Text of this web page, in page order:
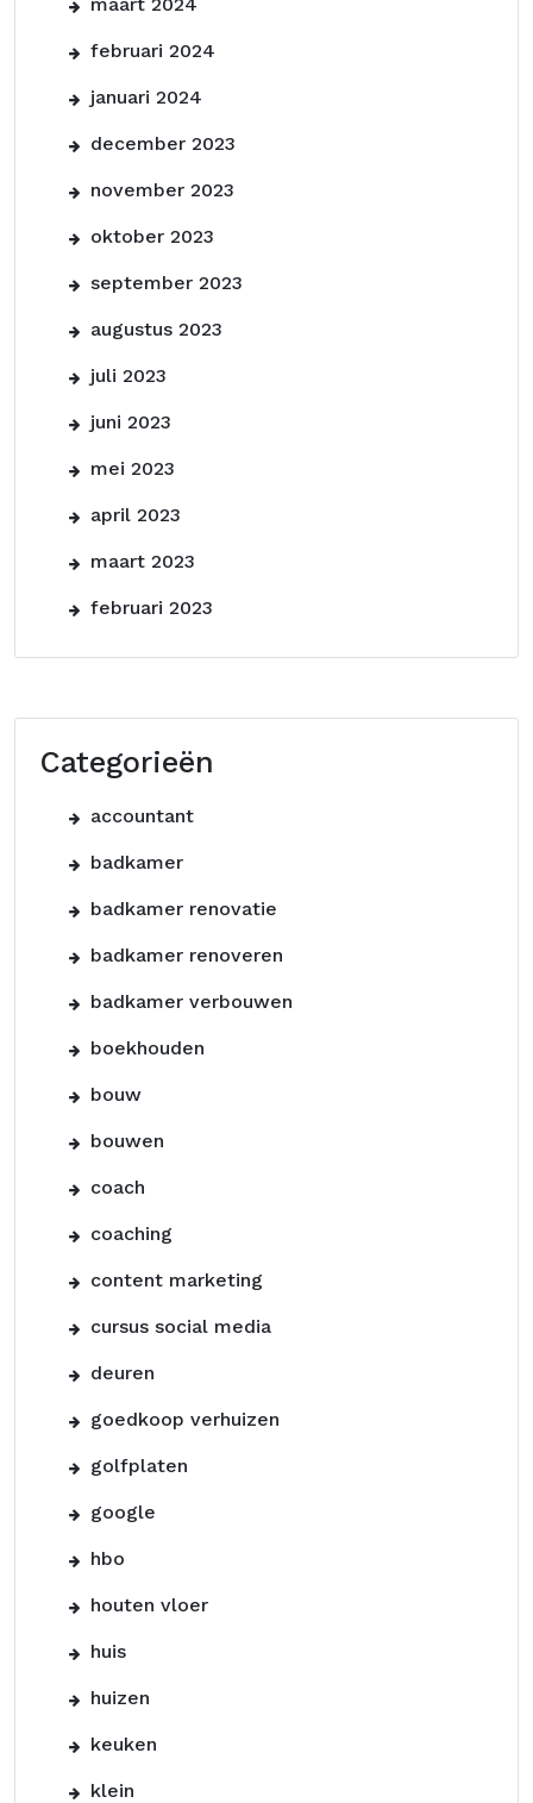
februari 2024
januari 2024
december 2023
november 2023
oktober 2023
september 2023
augustus 2023
juli 2023
juni 2023
mei 2023
april 2023
maart 2023
februari 2023
Categorieën
accountant
badkamer
badkamer renovatie
badkamer renoveren
badkamer verbouwen
boekhouden
bouw
bouwen
coach
coaching
content marketing
cursus social media
deuren
goedkoop verhuizen
golfplaten
google
hbo
houten vloer
huis
huizen
keuken
klein